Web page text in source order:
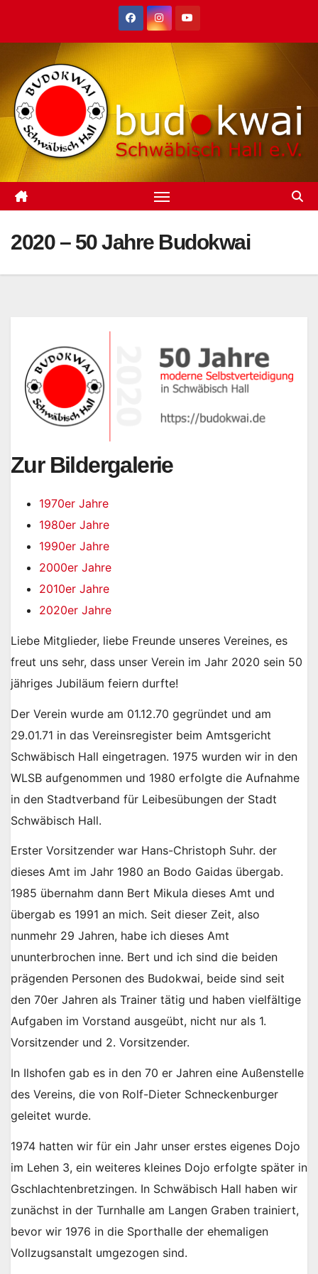
2020 – 50 Jahre Budokwai
Zur Bildergalerie
1970er Jahre
1980er Jahre
1990er Jahre
2000er Jahre
2010er Jahre
2020er Jahre
Liebe Mitglieder, liebe Freunde unseres Vereines, es
freut uns sehr, dass unser Verein im Jahr 2020 sein 50
jähriges Jubiläum feiern durfte!
Der Verein wurde am 01.12.70 gegründet und am
29.01.71 in das Vereinsregister beim Amtsgericht
Schwäbisch Hall eingetragen. 1975 wurden wir in den
WLSB aufgenommen und 1980 erfolgte die Aufnahme
in den Stadtverband für Leibesübungen der Stadt
Schwäbisch Hall.
Erster Vorsitzender war Hans-Christoph Suhr. der
dieses Amt im Jahr 1980 an Bodo Gaidas übergab.
1985 übernahm dann Bert Mikula dieses Amt und
übergab es 1991 an mich. Seit dieser Zeit, also
nunmehr 29 Jahren, habe ich dieses Amt
ununterbrochen inne. Bert und ich sind die beiden
prägenden Personen des Budokwai, beide sind seit
den 70er Jahren als Trainer tätig und haben vielfältige
Aufgaben im Vorstand ausgeübt, nicht nur als 1.
Vorsitzender und 2. Vorsitzender.
In Ilshofen gab es in den 70 er Jahren eine Außenstelle
des Vereins, die von Rolf-Dieter Schneckenburger
geleitet wurde.
1974 hatten wir für ein Jahr unser erstes eigenes Dojo
im Lehen 3, ein weiteres kleines Dojo erfolgte später in
Gschlachtenbretzingen. In Schwäbisch Hall haben wir
zunächst in der Turnhalle am Langen Graben trainiert,
bevor wir 1976 in die Sporthalle der ehemaligen
Vollzugsanstalt umgezogen sind.